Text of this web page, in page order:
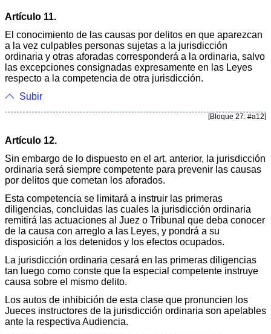
Artículo 11.
El conocimiento de las causas por delitos en que aparezcan
a la vez culpables personas sujetas a la jurisdicción
ordinaria y otras aforadas corresponderá a la ordinaria, salvo
las excepciones consignadas expresamente en las Leyes
respecto a la competencia de otra jurisdicción.
Subir
[Bloque 27: #a12]
Artículo 12.
Sin embargo de lo dispuesto en el art. anterior, la jurisdicción
ordinaria será siempre competente para prevenir las causas
por delitos que cometan los aforados.
Esta competencia se limitará a instruir las primeras
diligencias, concluidas las cuales la jurisdicción ordinaria
remitirá las actuaciones al Juez o Tribunal que deba conocer
de la causa con arreglo a las Leyes, y pondrá a su
disposición a los detenidos y los efectos ocupados.
La jurisdicción ordinaria cesará en las primeras diligencias
tan luego como conste que la especial competente instruye
causa sobre el mismo delito.
Los autos de inhibición de esta clase que pronuncien los
Jueces instructores de la jurisdicción ordinaria son apelables
ante la respectiva Audiencia.